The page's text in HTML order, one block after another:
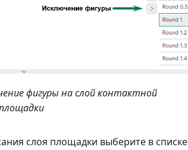
фигуры на слой контактной
слоя площадки выберите в списке